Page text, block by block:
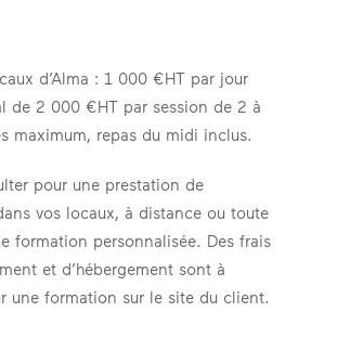
d’Alma : 1 000 €HT par jour
de 2 000 €HT par session de 2 à
maximum, repas du midi inclus.
pour une prestation de
vos locaux, à distance ou toute
formation personnalisée. Des frais
et d’hébergement sont à
une formation sur le site du client.